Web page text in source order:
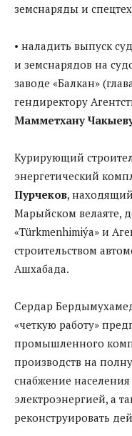
земснаряды и
• наладить выпуск
и земснарядов на
заводе «Балкан»
гендиректору
Мамметхану
Курирующий
энергетический
Пурчеков,
Марыйском велаяте,
«Türkmenhimiýa» и
строительством
Ашхабада.
Сердар
«четкую работу»
промышленного
производств на
снабжение
электроэнергией, а
реконструировать